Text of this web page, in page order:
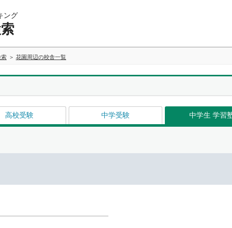
ング
索 花園周辺の校舎一覧
高校受験 中学受験 中学生 学習